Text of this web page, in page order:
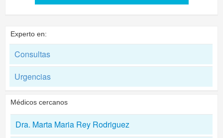
Experto en:
Consultas
Urgencias
Médicos cercanos
Dra. Marta Maria Rey Rodriguez